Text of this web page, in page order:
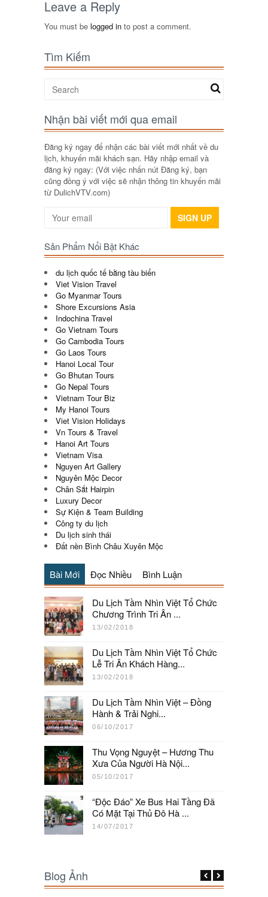
Leave a Reply
You must be logged in to post a comment.
Tìm Kiếm
Nhận bài viết mới qua email
Đăng ký ngay để nhận các bài viết mới nhất về du
lịch, khuyến mãi khách sạn. Hãy nhập email và
đăng ký ngay: (Với việc nhấn nút Đăng ký, bạn
cũng đồng ý với việc sẽ nhận thông tin khuyến mãi
từ DulichVTV.com)
SIGN UP
Sản Phẩm Nổi Bật Khác
du lịch quốc tế bằng tàu biển
Viet Vision Travel
Go Myanmar Tours
Shore Excursions Asia
Indochina Travel
Go Vietnam Tours
Go Cambodia Tours
Go Laos Tours
Hanoi Local Tour
Go Bhutan Tours
Go Nepal Tours
Vietnam Tour Biz
My Hanoi Tours
Viet Vision Holidays
Vn Tours & Travel
Hanoi Art Tours
Vietnam Visa
Nguyen Art Gallery
Nguyên Mộc Decor
Chân Sắt Hairpin
Luxury Decor
Sự Kiện & Team Building
Công ty du lịch
Du lịch sinh thái
Đất nền Bình Châu Xuyên Mộc
Bài Mới Đọc Nhiều Bình Luận
Du Lịch Tầm Nhìn Việt Tổ Chức
Chương Trình Tri Ân ...
13/02/2018
Du Lịch Tầm Nhìn Việt Tổ Chức
Lễ Tri Ân Khách Hàng...
13/02/2018
Du Lịch Tầm Nhìn Việt – Đồng
Hành & Trải Nghi...
06/10/2017
Thu Vọng Nguyệt – Hương Thu
Xưa Của Người Hà Nội...
05/10/2017
“Độc Đáo” Xe Bus Hai Tầng Đã
Có Mặt Tại Thủ Đô Hà ...
14/07/2017
Blog Ảnh